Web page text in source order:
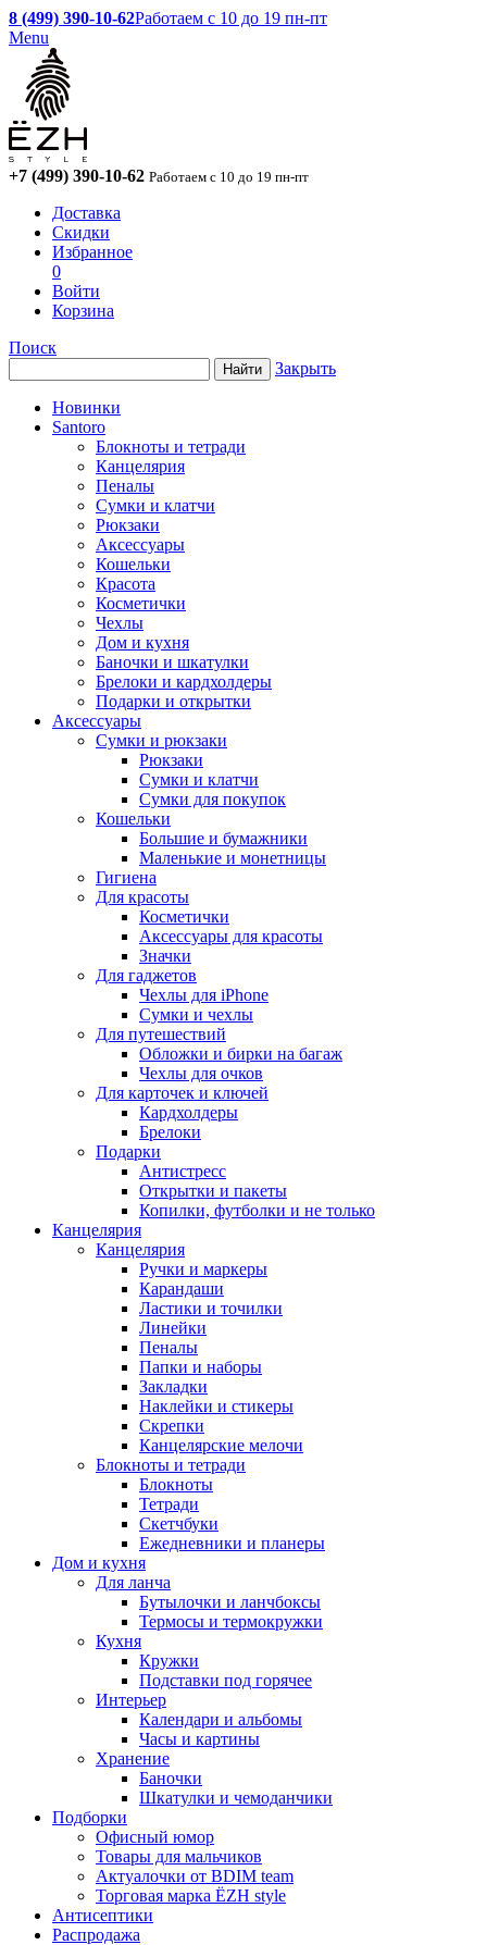
8 (499) 390-10-62Работаем с 10 до 19 пн-пт
Menu
+7 (499) 390-10-62 Работаем с 10 до 19 пн-пт
Доставка
Скидки
Избранное
0
Войти
Корзина
Поиск
Закрыть
Новинки
Santoro
Блокноты и тетради
Канцелярия
Пеналы
Сумки и клатчи
Рюкзаки
Аксессуары
Кошельки
Красота
Косметички
Чехлы
Дом и кухня
Баночки и шкатулки
Брелоки и кардхолдеры
Подарки и открытки
Аксессуары
Сумки и рюкзаки
Рюкзаки
Сумки и клатчи
Сумки для покупок
Кошельки
Большие и бумажники
Маленькие и монетницы
Гигиена
Для красоты
Косметички
Аксессуары для красоты
Значки
Для гаджетов
Чехлы для iPhone
Сумки и чехлы
Для путешествий
Обложки и бирки на багаж
Чехлы для очков
Для карточек и ключей
Кардхолдеры
Брелоки
Подарки
Антистресс
Открытки и пакеты
Копилки, футболки и не только
Канцелярия
Канцелярия
Ручки и маркеры
Карандаши
Ластики и точилки
Линейки
Пеналы
Папки и наборы
Закладки
Наклейки и стикеры
Скрепки
Канцелярские мелочи
Блокноты и тетради
Блокноты
Тетради
Скетчбуки
Ежедневники и планеры
Дом и кухня
Для ланча
Бутылочки и ланчбоксы
Термосы и термокружки
Кухня
Кружки
Подставки под горячее
Интерьер
Календари и альбомы
Часы и картины
Хранение
Баночки
Шкатулки и чемоданчики
Подборки
Офисный юмор
Товары для мальчиков
Актуалочки от BDIM team
Торговая марка ЁZH style
Антисептики
Распродажа